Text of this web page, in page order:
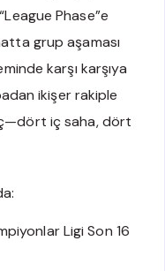
Phase”e
grup aşaması
karşı karşıya
ikişer rakiple
iç saha, dört
Ligi Son 16